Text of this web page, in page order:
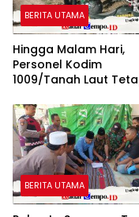
BERITA UTAMA
Hingga Malam Hari,
Personel Kodim
1009/Tanah Laut
Lokasi
BERITA UTAMA